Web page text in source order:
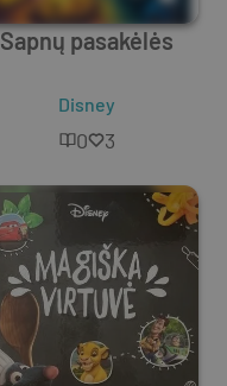
Sapnų pasakėlės
Disney
0 3